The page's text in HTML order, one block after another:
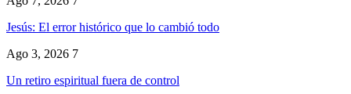
Jesús: El error histórico que lo cambió todo
Ago 3, 2026 7
Un retiro espiritual fuera de control